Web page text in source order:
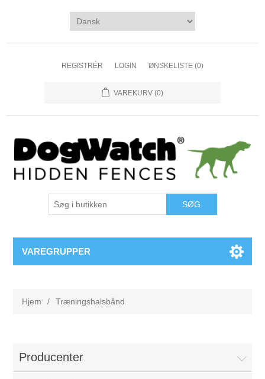
REGISTRÉR LOGIN ØNSKELISTE (0)
VAREKURV (0)
VAREGRUPPER
Hjem / Træningshalsbånd
Producenter